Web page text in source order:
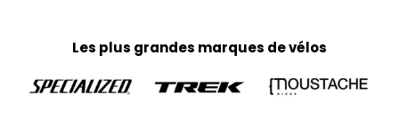
Les plus grandes marques de vélos